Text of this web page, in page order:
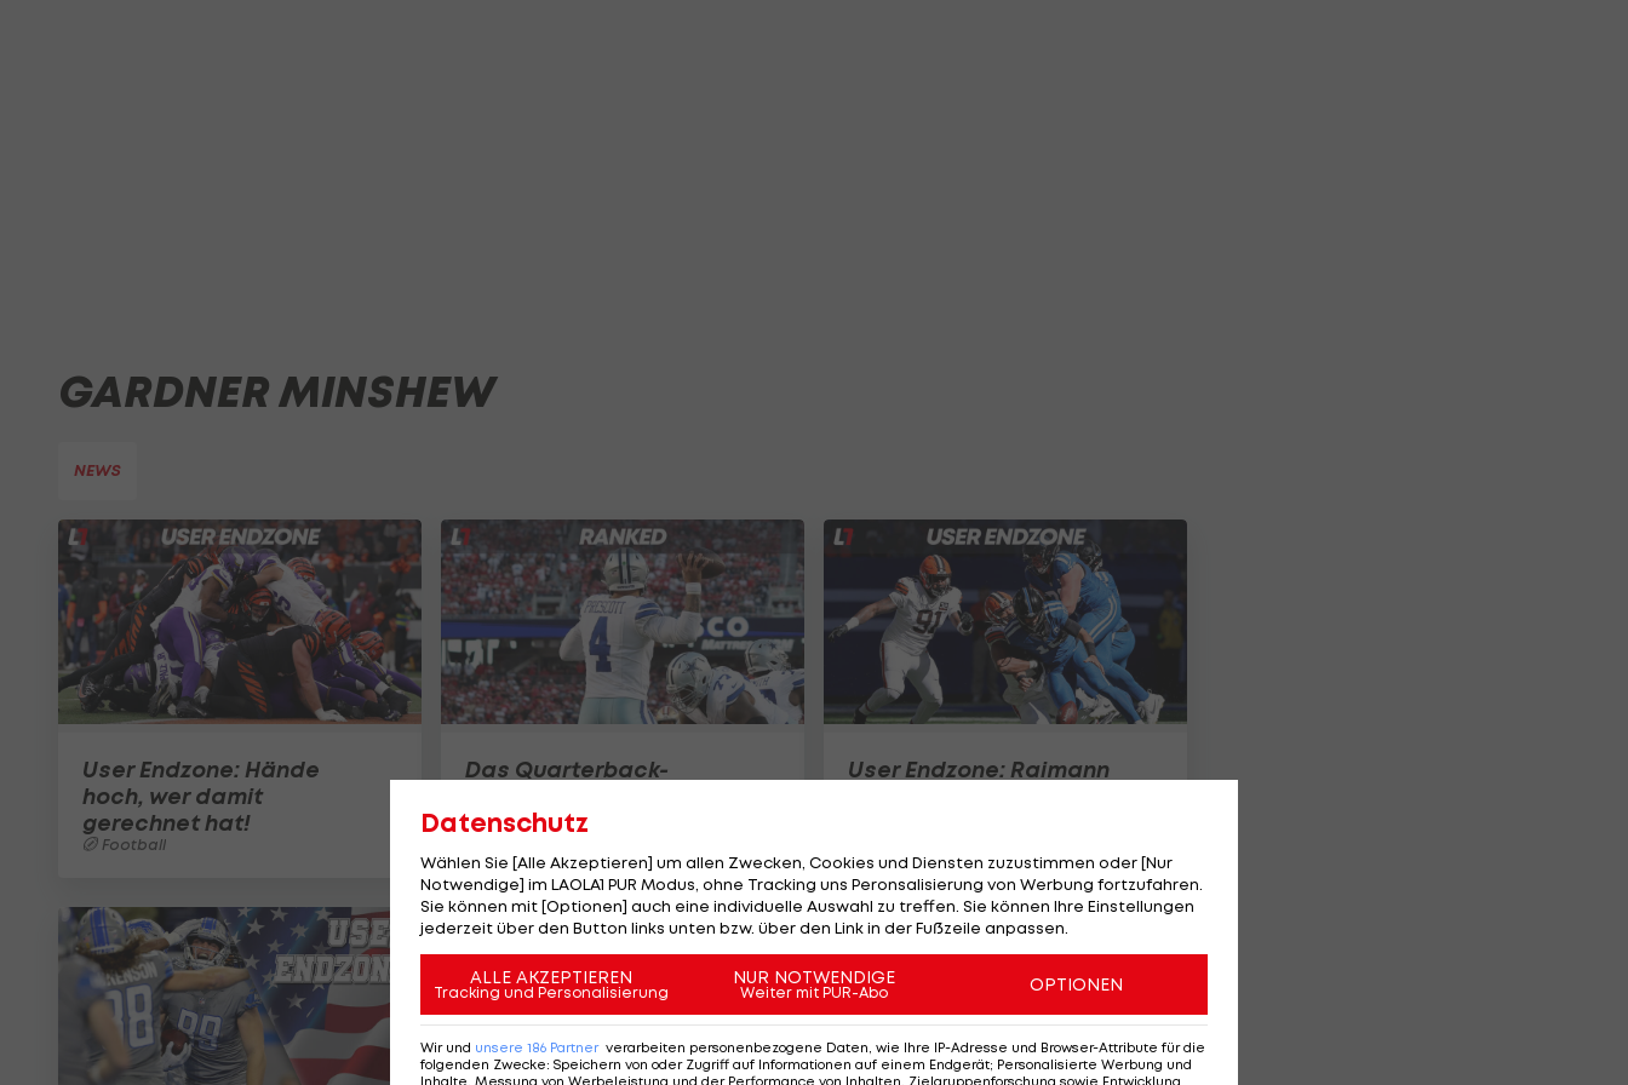
GARDNER MINSHEW
NEWS
User Endzone: Hände
hoch, wer damit
gerechnet hat!
Football
Das Quarterback-
User
User Endzone: Raimann
Datenschutz
Wählen Sie [Alle Akzeptieren] um allen Zwecken, Cookies und Diensten zuzustimmen oder [Nur
Notwendige] im LAOLA1 PUR Modus, ohne Tracking uns Peronsalisierung von Werbung fortzufahren.
Sie können mit [Optionen] auch eine individuelle Auswahl zu treffen. Sie können Ihre Einstellungen
jederzeit über den Button links unten bzw. über den Link in der Fußzeile anpassen.
ALLE AKZEPTIEREN
Tracking und Personalisierung
NUR NOTWENDIGE
Weiter mit PUR-Abo OPTIONEN
Wir und unsere 186 Partner verarbeiten personenbezogene Daten, wie Ihre IP-Adresse und Browser-Attribute für die
folgenden Zwecke: Speichern von oder Zugriff auf Informationen auf einem Endgerät; Personalisierte Werbung und
Inhalte, Messung von Werbeleistung und der Performance von Inhalten, Zielgruppenforschung sowie Entwicklung